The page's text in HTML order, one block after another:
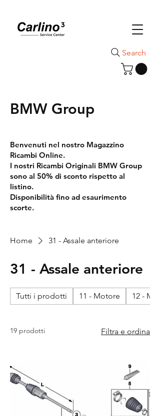
Search
BMW Group
Benvenuti nel nostro Magazzino
Ricambi Online.
I nostri Ricambi Originali BMW Group
sono al 50% di sconto rispetto al
listino.
Disponibilità fino ad esaurimento
scorte.
Home 31 - Assale anteriore
31 - Assale anteriore
Tutti i prodotti 11 - Motore 12 -
19 prodotti Filtra e ordina